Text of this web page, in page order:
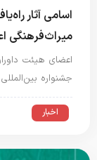
اسامی آثار
میراث‌فرهنگی
اعضای هیئت
جشنواره
اخبار